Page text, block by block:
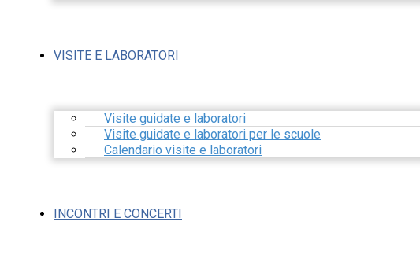
VISITE E LABORATORI
Visite guidate e laboratori
Visite guidate e laboratori per le scuole
Calendario visite e laboratori
INCONTRI E CONCERTI